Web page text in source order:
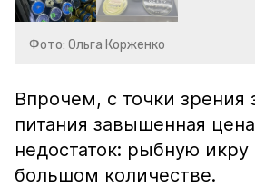
Фото: Ольга Корженко
Впрочем, с точки зрения
питания завышенная
недостаток: рыбную икру
большом количестве.